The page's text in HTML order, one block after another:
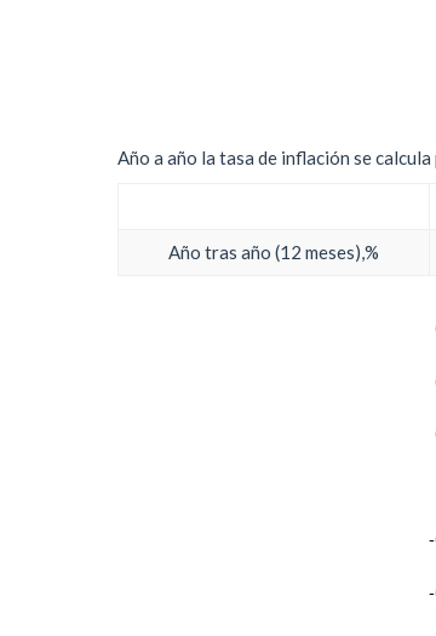
Año a año la tasa de inflación se
Año tras año (12 meses),%